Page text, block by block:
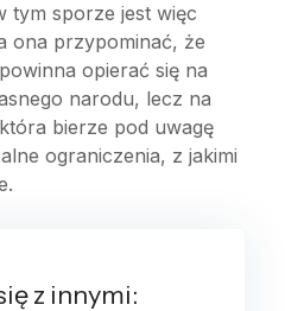
tym sporze jest więc
ona przypominać, że
opierać się na
narodu, lecz na
bierze pod uwagę
ograniczenia, z jakimi
z innymi: